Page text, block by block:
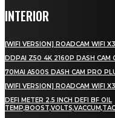
INTERIOR
[WIFI VERSION] ROADCAM WIFI
DDPAI Z50 4K 2160P DASH CAM
70MAI A500S DASH CAM PRO
[WIFI VERSION] ROADCAM WIFI
DEFI METER 2.5 INCH DEFI BF OIL